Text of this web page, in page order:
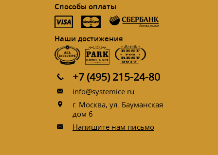
Способы оплаты
Наши достижения
+7 (495) 215-24-80
info@systemice.ru
г. Москва, ул. Бауманская
дом 6
Напишите нам письмо